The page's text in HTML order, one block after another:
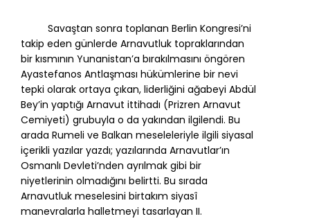
Savaştan sonra toplanan Berlin Kongresi’ni
takip eden günlerde Arnavutluk topraklarından
bir kısmının Yunanistan’a bırakılmasını öngören
Ayastefanos Antlaşması hükümlerine bir nevi
tepki olarak ortaya çıkan, liderliğini ağabeyi Abdül
Bey’in yaptığı Arnavut ittihadı (Prizren Arnavut
Cemiyeti) grubuyla o da yakından ilgilendi. Bu
arada Rumeli ve Balkan meseleleriyle ilgili siyasal
içerikli yazılar yazdı; yazılarında Arnavutlar’ın
Osmanlı Devleti’nden ayrılmak gibi bir
niyetlerinin olmadığını belirtti. Bu sırada
Arnavutluk meselesini birtakım siyasî
manevralarla halletmeyi tasarlayan II.